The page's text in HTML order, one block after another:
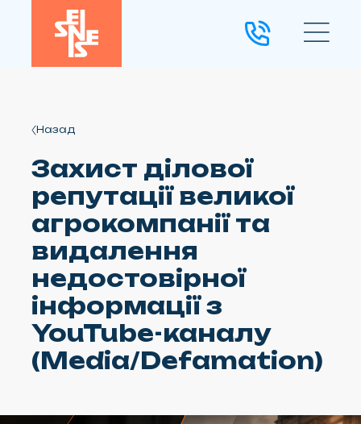
Назад
Захист ділової
репутації великої
агрокомпанії та
видалення
недостовірної
інформації з
YouTube-каналу
(Media/Defamation)